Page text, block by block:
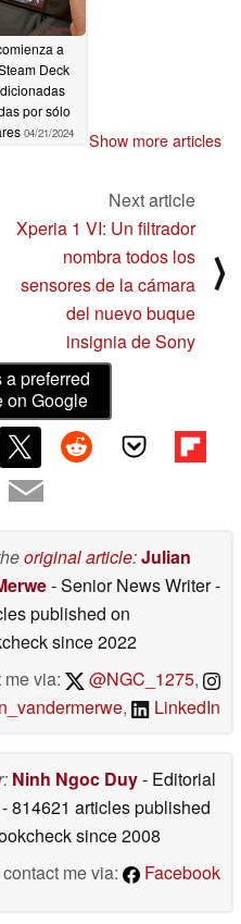
a
Deck
por sólo
04/21/2024 Show more articles
Next article
Xperia 1 VI: Un filtrador
nombra todos los
sensores de la cámara
del nuevo buque
insignia de Sony
⟩
a preferred
on Google
original article:Julian
- Senior News Writer-
published on
since 2022
me via:
@NGC_1275,
, LinkedIn
Ninh Ngoc Duy- Editorial
- 814621 articles published
since 2008
contact me via:
Facebook